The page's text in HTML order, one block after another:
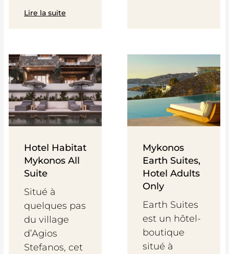
Lire la suite
Hotel Habitat
Mykonos All
Suite
Situé à
quelques pas
du village
d’Agios
Stefanos, cet
Mykonos
Earth Suites,
Hotel Adults
Only
Earth Suites
est un hôtel-
boutique
situé à